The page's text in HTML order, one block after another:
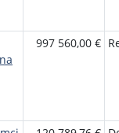
997 560,00 €